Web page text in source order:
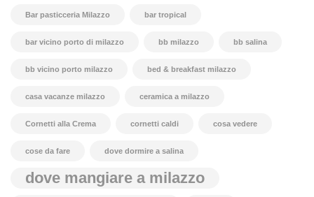
Bar pasticceria Milazzo bar tropical
bar vicino porto di milazzo bb milazzo bb salina
bb vicino porto milazzo bed & breakfast milazzo
casa vacanze milazzo ceramica a milazzo
Cornetti alla Crema cornetti caldi cosa vedere
cose da fare dove dormire a salina
dove mangiare a milazzo